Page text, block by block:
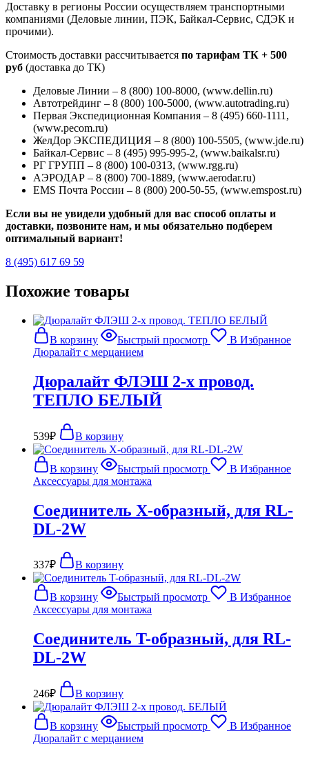
Доставку в регионы России осуществляем транспортными
компаниями (Деловые линии, ПЭК, Байкал-Сервис, СДЭК и
прочими).
Стоимость доставки рассчитывается по тарифам ТК + 500
руб (доставка до ТК)
Деловые Линии – 8 (800) 100-8000, (www.dellin.ru)
Автотрейдинг – 8 (800) 100-5000, (www.autotrading.ru)
Первая Экспедиционная Компания – 8 (495) 660-1111,
(www.pecom.ru)
ЖелДор ЭКСПЕДИЦИЯ – 8 (800) 100-5505, (www.jde.ru)
Байкал-Сервис – 8 (495) 995-995-2, (www.baikalsr.ru)
РГ ГРУПП – 8 (800) 100-0313, (www.rgg.ru)
АЭРОДАР – 8 (800) 700-1889, (www.aerodar.ru)
EMS Почта России – 8 (800) 200-50-55, (www.emspost.ru)
Если вы не увидели удобный для вас способ оплаты и
доставки, позвоните нам, и мы обязательно подберем
оптимальный вариант!
8 (495) 617 69 59
Похожие товары
В корзину Быстрый просмотр
В Избранное
Дюралайт с мерцанием
Дюралайт ФЛЭШ 2-х провод.
ТЕПЛО БЕЛЫЙ
539₽ В корзину
В корзину Быстрый просмотр
В Избранное
Аксессуары для монтажа
Соединитель X-образный, для RL-
DL-2W
337₽ В корзину
В корзину Быстрый просмотр
В Избранное
Аксессуары для монтажа
Соединитель T-образный, для RL-
DL-2W
246₽ В корзину
В корзину Быстрый просмотр
В Избранное
Дюралайт с мерцанием